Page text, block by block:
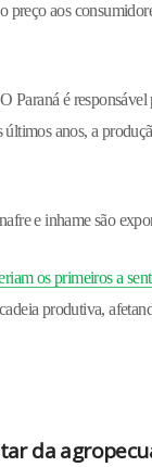
preço aos
Paraná é responsável
anos, a
e inhame são
os primeiros a
produtiva,
da